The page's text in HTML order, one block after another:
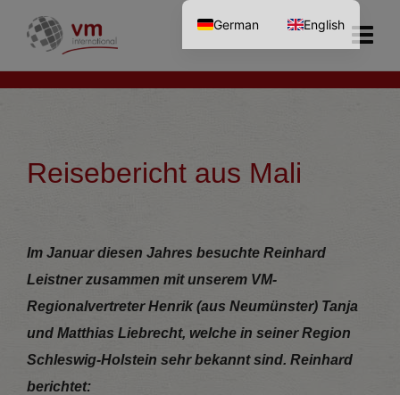
Reisebericht aus Mali
Im Januar diesen Jahres besuchte Reinhard
Leistner zusammen mit unserem VM-
Regionalvertreter Henrik (aus Neumünster) Tanja
und Matthias Liebrecht, welche in seiner Region
Schleswig-Holstein sehr bekannt sind. Reinhard
berichtet:
German English